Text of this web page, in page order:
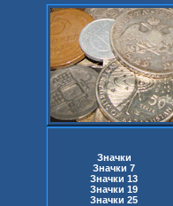
Значки
Значки 7
Значки 13
Значки 19
Значки 25